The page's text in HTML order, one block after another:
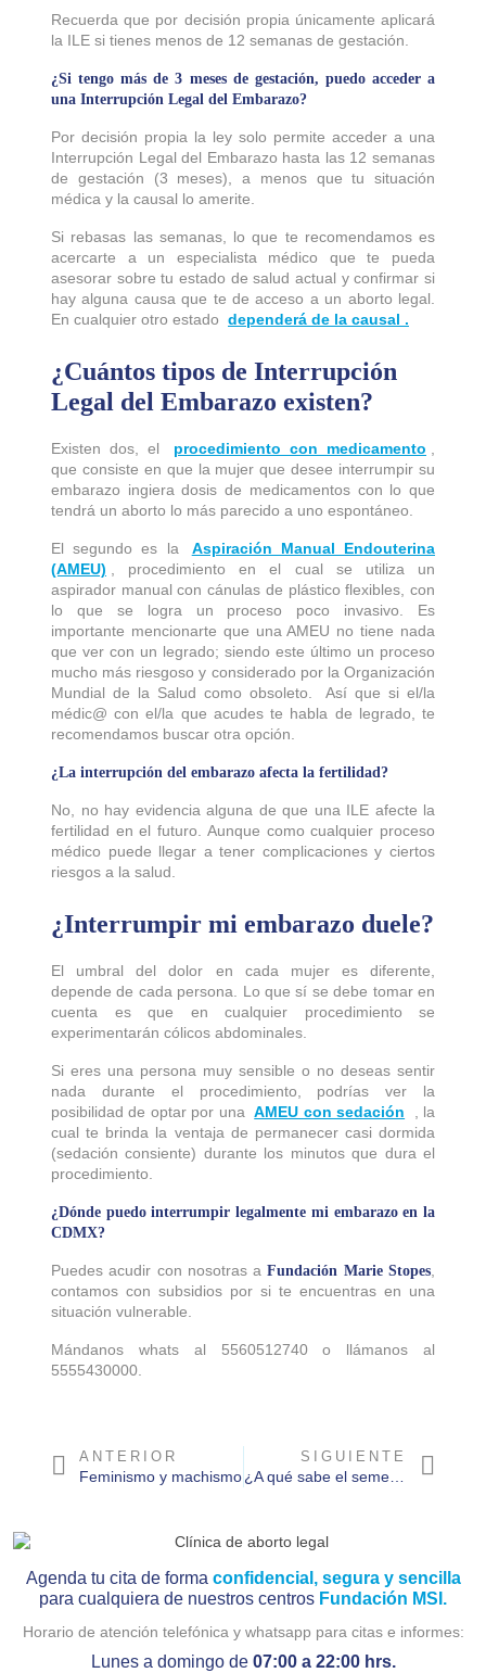
Recuerda que por decisión propia únicamente aplicará
la ILE si tienes menos de 12 semanas de gestación.
¿Si tengo más de 3 meses de gestación, puedo acceder a
una Interrupción Legal del Embarazo?
Por decisión propia la ley solo permite acceder a una
Interrupción Legal del Embarazo hasta las 12 semanas
de gestación (3 meses), a menos que tu situación
médica y la causal lo amerite.
Si rebasas las semanas, lo que te recomendamos es
acercarte a un especialista médico que te pueda
asesorar sobre tu estado de salud actual y confirmar si
hay alguna causa que te de acceso a un aborto legal.
En cualquier otro estado dependerá de la causal .
¿Cuántos tipos de Interrupción
Legal del Embarazo existen?
Existen dos, el procedimiento con medicamento
que consiste en que la mujer que desee interrumpir su
embarazo ingiera dosis de medicamentos con lo que
tendrá un aborto lo más parecido a uno espontáneo.
El segundo es la
Aspiración Manual Endouterina
(AMEU)
, procedimiento en el cual se utiliza un
aspirador manual con cánulas de plástico flexibles, con
lo que se logra un proceso poco invasivo. Es
importante mencionarte que una AMEU no tiene nada
que ver con un legrado; siendo este último un proceso
mucho más riesgoso y considerado por la Organización
Mundial de la Salud como obsoleto. Así que si el/la
médic@ con el/la que acudes te habla de legrado, te
recomendamos buscar otra opción.
¿La interrupción del embarazo afecta la fertilidad?
No, no hay evidencia alguna de que una ILE afecte la
fertilidad en el futuro. Aunque como cualquier proceso
médico puede llegar a tener complicaciones y ciertos
riesgos a la salud.
¿Interrumpir mi embarazo duele?
El umbral del dolor en cada mujer es diferente,
depende de cada persona. Lo que sí se debe tomar en
cuenta es que en cualquier procedimiento se
experimentarán cólicos abdominales.
Si eres una persona muy sensible o no deseas sentir
nada durante el procedimiento, podrías ver la
posibilidad de optar por una AMEU con sedación
, la
cual te brinda la ventaja de permanecer casi dormida
(sedación consiente) durante los minutos que dura el
procedimiento.
¿Dónde puedo interrumpir legalmente mi embarazo en la
CDMX?
Puedes acudir con nosotras aFundación Marie Stopes
contamos con subsidios por si te encuentras en una
situación vulnerable.
Mándanos whats al 5560512740 o llámanos al
5555430000.
ANTERIOR
Feminismo y machismo
SIGUIENTE
¿A qué sabe el semen de un hombre con vasectomía?
Agenda tu cita de forma confidencial, segura y sencilla
para cualquiera de nuestros centros Fundación MSI.
Horario de atención telefónica y whatsapp para citas e informes:
Lunes a domingo de 07:00 a 22:00 hrs.